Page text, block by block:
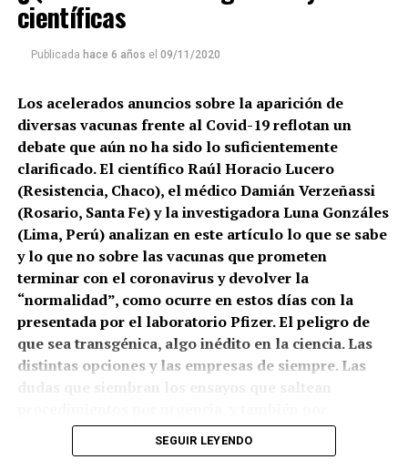
científicas
Publicada hace 6 años el 09/11/2020
Los acelerados anuncios sobre la aparición de
diversas vacunas frente al Covid-19 reflotan un
debate que aún no ha sido lo suficientemente
clarificado. El científico Raúl Horacio Lucero
(Resistencia, Chaco), el médico Damián Verzeñassi
(Rosario, Santa Fe) y la investigadora Luna Gonzáles
(Lima, Perú) analizan en este artículo lo que se sabe
y lo que no sobre las vacunas que prometen
terminar con el coronavirus y devolver la
“normalidad”, como ocurre en estos días con la
presentada por el laboratorio Pfizer. El peligro de
que sea transgénica, algo inédito en la ciencia. Las
distintas opciones y las empresas de siempre. Las
negocios. Y el lugar de los cuestionamientos, mucho
más acá de los discursos antivacunas: ¿Qué está
SEGUIR LEYENDO